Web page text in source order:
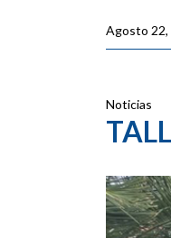
Agosto 22,
Noticias